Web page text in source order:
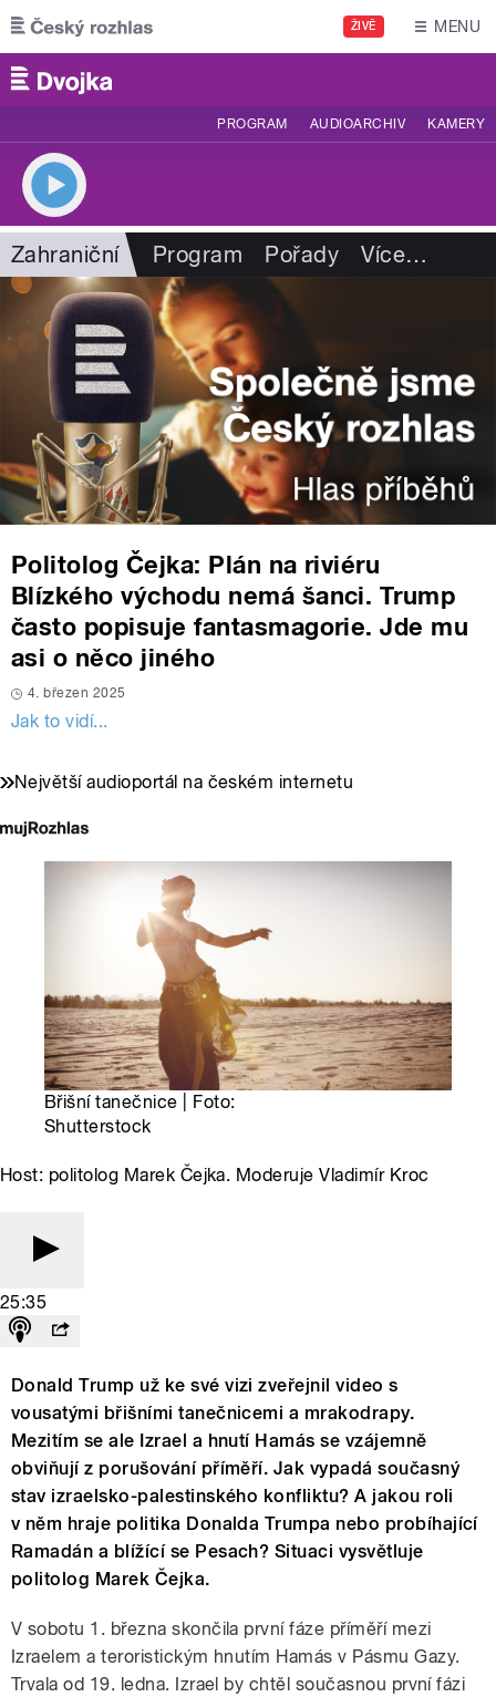
Přejít k hlavnímu obsahu
ŽIVĚ MENU
PROGRAM AUDIOARCHIV KAMERY
Zahraniční Program Pořady Více…
Politolog Čejka: Plán na riviéru
Blízkého východu nemá šanci. Trump
často popisuje fantasmagorie. Jde mu
asi o něco jiného
4. březen 2025
Jak to vidí...
Největší audioportál na českém internetu
Břišní tanečnice | Foto:
Shutterstock
Host: politolog Marek Čejka. Moderuje Vladimír Kroc
25:35
Donald Trump už ke své vizi zveřejnil video s
vousatými břišními tanečnicemi a mrakodrapy.
Mezitím se ale Izrael a hnutí Hamás se vzájemně
obviňují z porušování příměří. Jak vypadá současný
stav izraelsko-palestinského konfliktu? A jakou roli
v něm hraje politika Donalda Trumpa nebo probíhající
Ramadán a blížící se Pesach? Situaci vysvětluje
politolog Marek Čejka.
V sobotu 1. března skončila první fáze příměří mezi
Izraelem a teroristickým hnutím Hamás v Pásmu Gazy.
Trvala od 19. ledna. Izrael by chtěl současnou první fázi